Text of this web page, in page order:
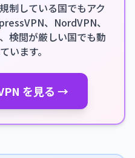
制している国でもアク
、NordVPN、
検閲が厳しい国でも動
います。
を見る →